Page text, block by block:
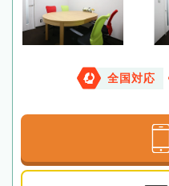
全国対応